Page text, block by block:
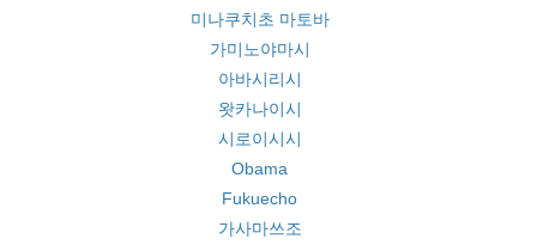
미나쿠치초 마토바
가미노야마시
아바시리시
왓카나이시
시로이시시
Obama
Fukuecho
가사마쓰조